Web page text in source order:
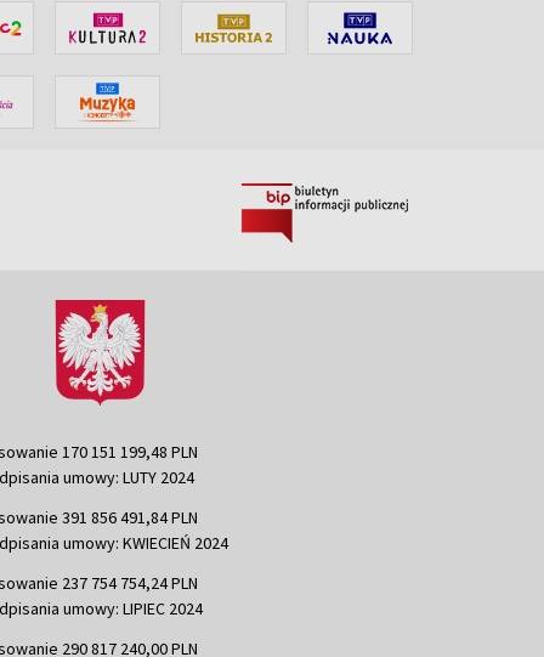
170 151 199,48 PLN
umowy: LUTY 2024
391 856 491,84 PLN
umowy: KWIECIEŃ 2024
237 754 754,24 PLN
umowy: LIPIEC 2024
290 817 240,00 PLN